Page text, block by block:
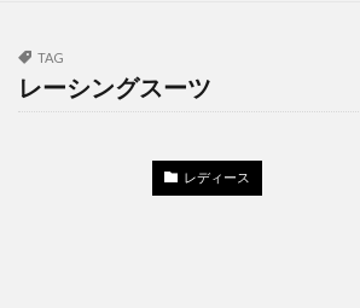
TAG
レーシングスーツ
レディース